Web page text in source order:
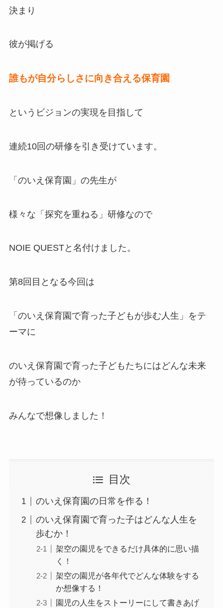
決まり
彼が掲げる
誰もが自分らしさに向き合える保育園
というビジョンの実現を目指して
連続10回の研修を引き受けています。
「のいえ保育園」の先生が
様々な「探究を重ねる」研修なので
NOIE QUESTと名付けました。
第8回目となる今回は
「のいえ保育園で育った子どもが歩む人生」をテ
ーマに
のいえ保育園で育った子どもたちにはどんな未来
が待っているのか
みんなで想像しました！
目次
のいえ保育園の日常を作る！
のいえ保育園で育った子はどんな人生を
歩むか！
架空の園児をできるだけ具体的に思い描
く！
架空の園児が各年代でどんな体験をする
か想像する！
園児の人生をストーリーにして書きあげ